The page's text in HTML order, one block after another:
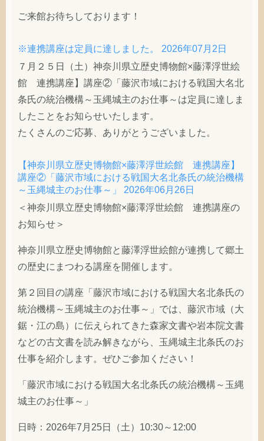
ご来館お待ちしております！
※連携講座は定員に達しました。
2026年07月2日
７月２５日（土）神奈川県立歴史博物館×藤澤浮世絵
館 連携講座】講座②「藤沢市域における戦国大名北
条氏の統治機構～玉縄城主のお仕事～は定員に達しま
したことをお知らせいたします。
たくさんのご応募、ありがとうございました。
【神奈川県立歴史博物館×藤澤浮世絵館 連携講座】
講座②「藤沢市域における戦国大名北条氏の統治機構
～玉縄城主のお仕事～」
2026年06月26日
＜神奈川県立歴史博物館×藤澤浮世絵館 連携講座の
お知らせ＞
神奈川県立歴史博物館と藤澤浮世絵館が連携して郷土
の歴史にまつわる講座を開催します。
第２回目の講座「藤沢市域における戦国大名北条氏の
統治機構～玉縄城主のお仕事～」では、藤沢市域（大
鋸・江の島）に伝えられてきた森家文書や岩本院文書
などの古文書を読み解きながら、玉縄城主北条氏のお
仕事を紹介します。ぜひご参加ください！
「藤沢市域における戦国大名北条氏の統治機構～玉縄
城主のお仕事～」
日時：2026年7月25日（土）10:30～12:00